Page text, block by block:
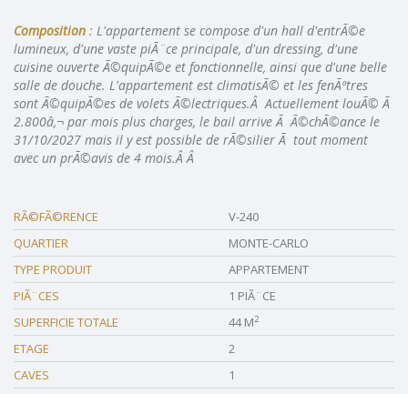
Composition : L'appartement se compose d'un hall d'entrÃ©e
lumineux, d'une vaste piÃ¨ce principale, d'un dressing, d'une
cuisine ouverte Ã©quipÃ©e et fonctionnelle, ainsi que d'une belle
salle de douche. L'appartement est climatisÃ© et les fenÃªtres
sont Ã©quipÃ©es de volets Ã©lectriques.Â Actuellement louÃ© Ã
2.800â‚¬ par mois plus charges, le bail arrive Ã Ã©chÃ©ance le
31/10/2027 mais il y est possible de rÃ©silier Ã tout moment
avec un prÃ©avis de 4 mois.Â Â
RÃ©FÃ©RENCE
V-240
QUARTIER
MONTE-CARLO
TYPE PRODUIT
APPARTEMENT
PIÃ¨CES
1 PIÃ¨CE
SUPERFICIE TOTALE
44 M2
ETAGE
2
CAVES
1